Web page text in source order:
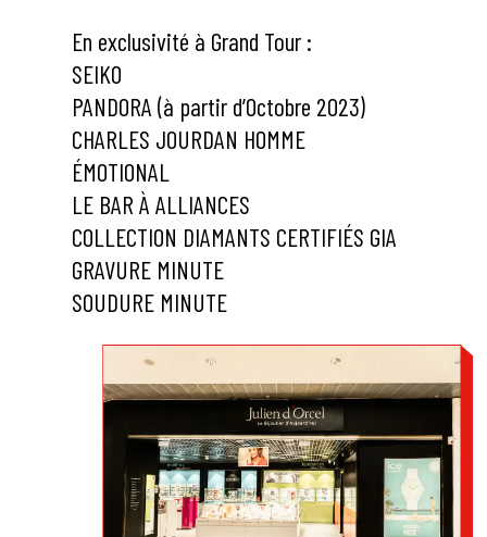
En exclusivité à Grand Tour :
SEIKO
PANDORA (à partir d’Octobre 2023)
CHARLES JOURDAN HOMME
ÉMOTIONAL
LE BAR À ALLIANCES
COLLECTION DIAMANTS CERTIFIÉS GIA
GRAVURE MINUTE
SOUDURE MINUTE